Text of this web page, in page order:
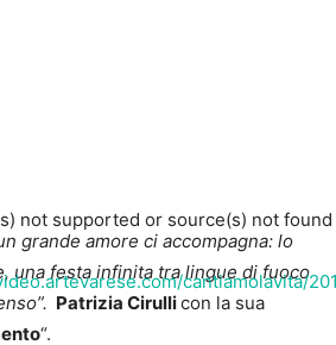
not supported or source(s) not found
cantiamolavita/
grande amore ci accompagna: lo
una festa infinita tra lingue di fuoco
Patrizia Cirullicon la sua
“.